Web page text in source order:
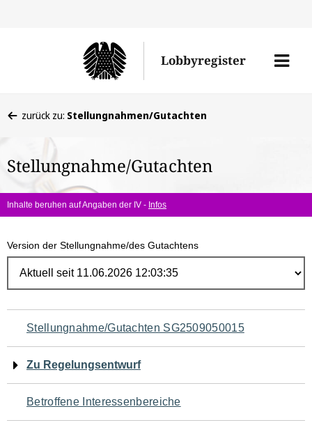
Lobbyregister
Menü
befinden
hier:
zurück zu: Stellungnahmen/Gutachten
Stellungnahme/Gutachten
Inhalte beruhen auf Angaben der IV - Infos
Version der Stellungnahme/des Gutachtens
Navigation
für
den
Seiteninhalt
Stellungnahme/Gutachten SG2509050015
Zu Regelungsentwurf
Betroffene Interessenbereiche